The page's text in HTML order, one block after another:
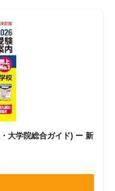
大学院総合ガイド) ー 新